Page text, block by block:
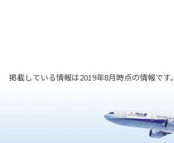
掲載している情報は2019年8月時点の情報です。